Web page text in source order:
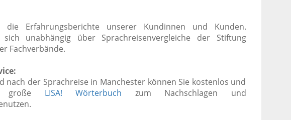
die Erfahrungsberichte unserer Kundinnen und Kunden.
unabhängig über Sprachreisenvergleiche der Stiftung
Fachverbände.
nach der Sprachreise in Manchester können Sie kostenlos und
große LISA! Wörterbuch zum Nachschlagen und